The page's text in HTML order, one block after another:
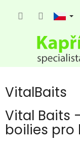
VitalBaits
Vital Baits
boilies pro